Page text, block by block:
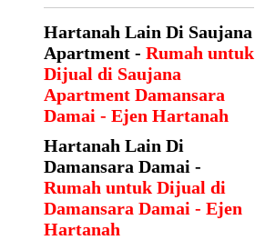
Hartanah Lain Di Saujana
Apartment -Rumah untuk
Dijual di Saujana
Apartment Damansara
Damai - Ejen Hartanah
Hartanah Lain Di
Damansara Damai -
Rumah untuk Dijual di
Damansara Damai - Ejen
Hartanah